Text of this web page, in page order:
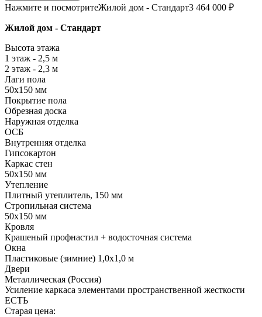
Нажмите и посмотритеЖилой дом - Стандарт3 464 000 ₽
Жилой дом - Стандарт
Высота этажа
1 этаж - 2,5 м
2 этаж - 2,3 м
Лаги пола
50х150 мм
Покрытие пола
Обрезная доска
Наружная отделка
ОСБ
Внутренняя отделка
Гипсокартон
Каркас стен
50х150 мм
Утепление
Плитный утеплитель, 150 мм
Стропильная система
50х150 мм
Кровля
Крашеный профнастил + водосточная система
Окна
Пластиковые (зимние) 1,0х1,0 м
Двери
Металлическая (Россия)
Усиление каркаса элементами пространственной жесткости
ЕСТЬ
Старая цена: